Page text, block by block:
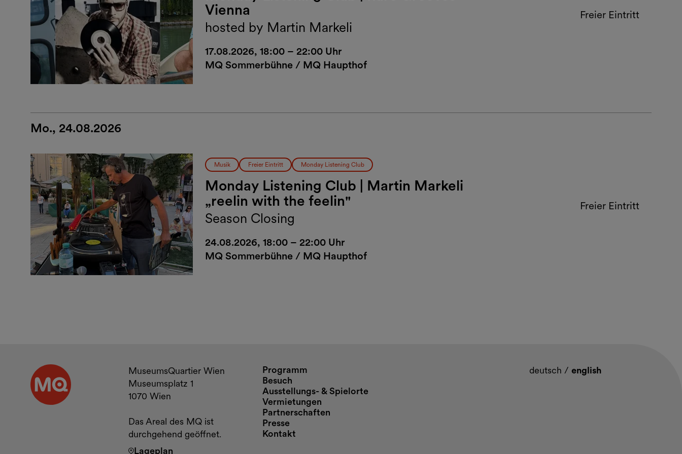
Vienna
hosted by Martin Markeli
17.08.2026, 18:00 – 22:00 Uhr
MQ Sommerbühne / MQ Haupthof
Freier Eintritt
Mo., 24.08.2026
Musik Freier Eintritt Monday Listening Club
Monday Listening Club | Martin Markeli
„reelin with the feelin"
Season Closing
24.08.2026, 18:00 – 22:00 Uhr
MQ Sommerbühne / MQ Haupthof
Freier Eintritt
Kontakt und Öffnungszeiten
MuseumsQuartier Wien
Museumsplatz 1
1070 Wien
Das Areal des MQ ist
durchgehend geöffnet.
Lageplan
Programm
Besuch
Ausstellungs- & Spielorte
Vermietungen
Partnerschaften
Presse
Kontakt
deutsch / english